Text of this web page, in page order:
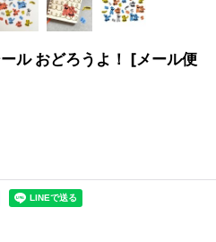
ル おどろうよ！ [メール便